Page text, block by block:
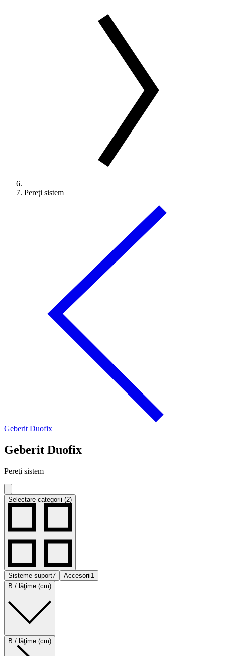
Pereţi sistem
Geberit Duofix
Geberit Duofix
Pereţi sistem
Selectare categorii (2)
Sisteme suport7 Accesorii1
B / lăţime (cm)
B / lăţime (cm)